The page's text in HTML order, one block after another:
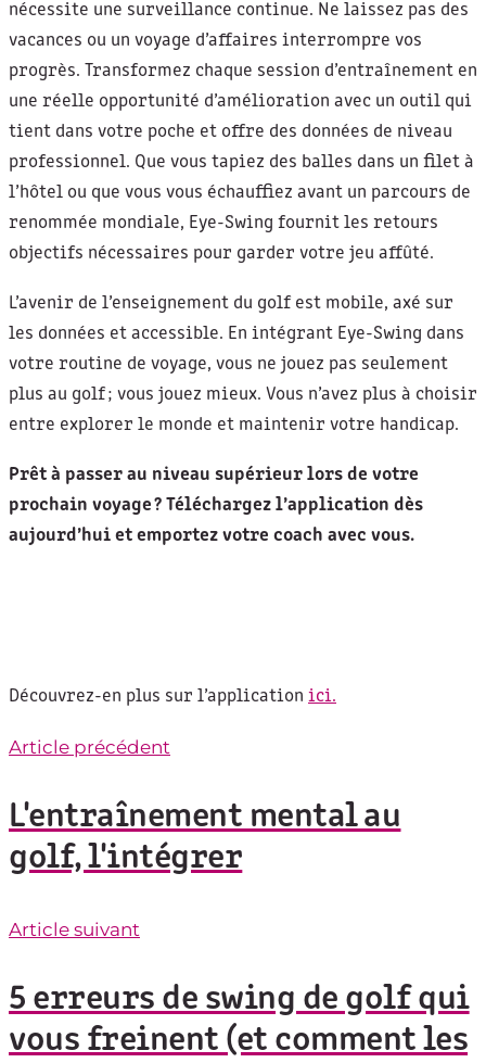
nécessite une surveillance continue. Ne laissez pas des
vacances ou un voyage d’affaires interrompre vos
progrès. Transformez chaque session d’entraînement en
une réelle opportunité d’amélioration avec un outil qui
tient dans votre poche et offre des données de niveau
professionnel. Que vous tapiez des balles dans un filet à
l’hôtel ou que vous vous échauffiez avant un parcours de
renommée mondiale, Eye-Swing fournit les retours
objectifs nécessaires pour garder votre jeu affûté.
L’avenir de l’enseignement du golf est mobile, axé sur
les données et accessible. En intégrant Eye-Swing dans
votre routine de voyage, vous ne jouez pas seulement
plus au golf ; vous jouez mieux. Vous n’avez plus à choisir
entre explorer le monde et maintenir votre handicap.
Prêt à passer au niveau supérieur lors de votre
prochain voyage ? Téléchargez l’application dès
aujourd’hui et emportez votre coach avec vous.
Découvrez-en plus sur l’application ici.
Article précédent
L'entraînement mental au
golf, l'intégrer
Article suivant
5 erreurs de swing de golf qui
vous freinent (et comment les